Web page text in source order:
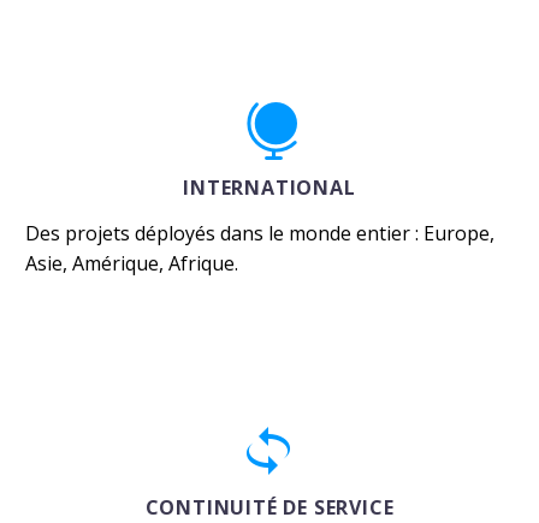


INTERNATIONAL
Des projets déployés dans le monde entier : Europe,
Asie, Amérique, Afrique.


CONTINUITÉ DE SERVICE